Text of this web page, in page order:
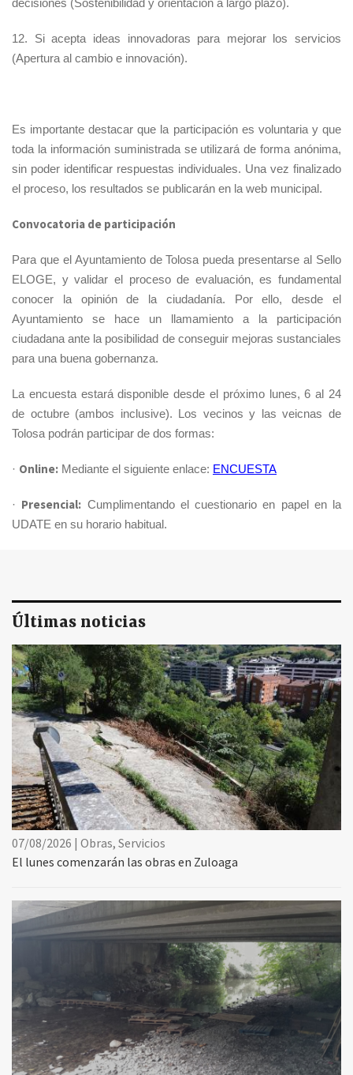
12. Si acepta ideas innovadoras para mejorar los servicios
(Apertura al cambio e innovación).
Es importante destacar que la participación es voluntaria y que
toda la información suministrada se utilizará de forma anónima,
sin poder identificar respuestas individuales. Una vez finalizado
el proceso, los resultados se publicarán en la web municipal.
Convocatoria de participación
Para que el Ayuntamiento de Tolosa pueda presentarse al Sello
ELOGE, y validar el proceso de evaluación, es fundamental
conocer la opinión de la ciudadanía. Por ello, desde el
Ayuntamiento se hace un llamamiento a la participación
ciudadana ante la posibilidad de conseguir mejoras sustanciales
para una buena gobernanza.
La encuesta estará disponible desde el próximo lunes, 6 al 24
de octubre (ambos inclusive). Los vecinos y las veicnas de
Tolosa podrán participar de dos formas:
· Online: Mediante el siguiente enlace: ENCUESTA
· Presencial: Cumplimentando el cuestionario en papel en la
UDATE en su horario habitual.
Últimas noticias
07/08/2026 | Obras, Servicios
El lunes comenzarán las obras en Zuloaga